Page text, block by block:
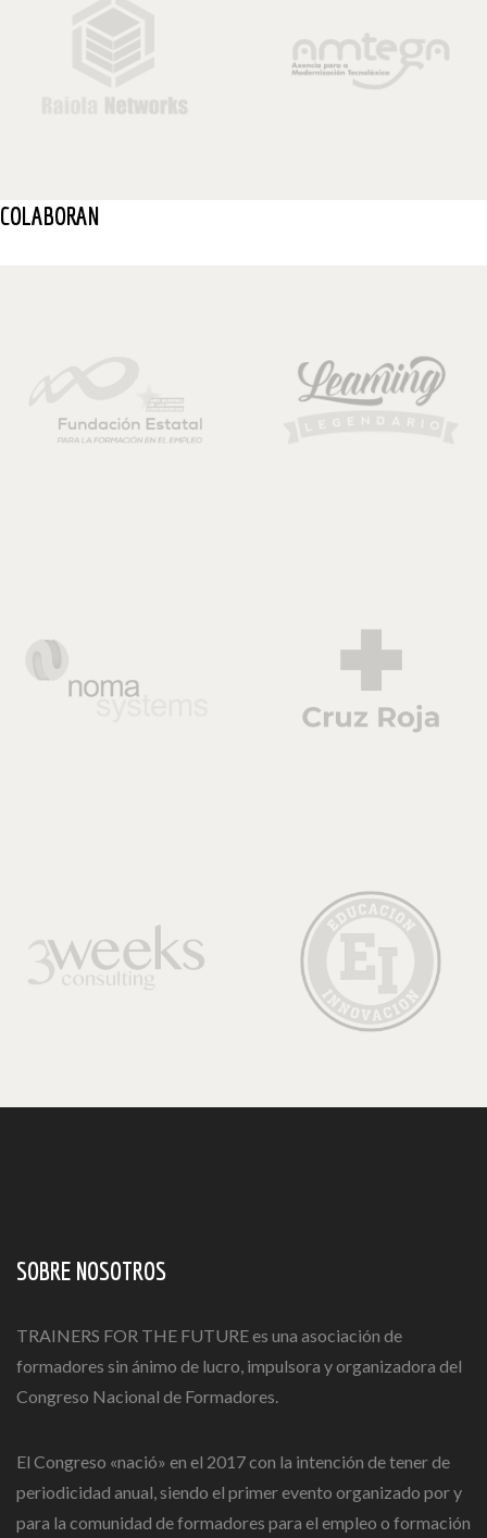
COLABORAN
SOBRE NOSOTROS
TRAINERS FOR THE FUTURE es una asociación de
formadores sin ánimo de lucro, impulsora y organizadora del
Congreso Nacional de Formadores.
El Congreso «nació» en el 2017 con la intención de tener de
periodicidad anual, siendo el primer evento organizado por y
para la comunidad de formadores para el empleo o formación